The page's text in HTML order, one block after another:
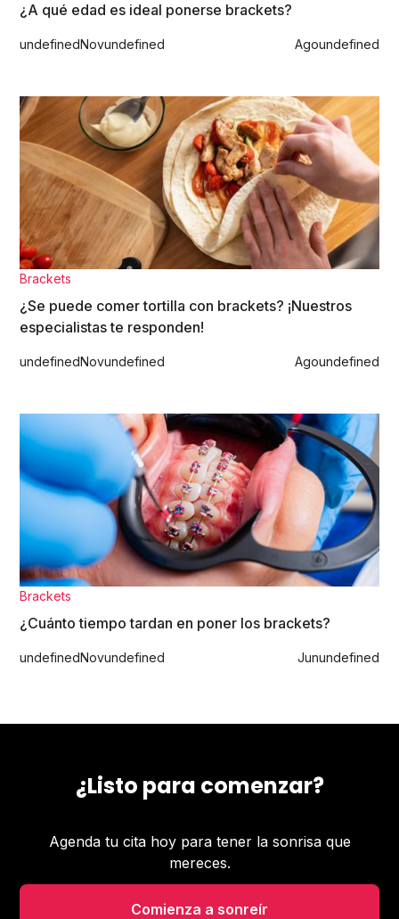
¿A qué edad es ideal ponerse brackets?
undefinedNovundefined Agoundefined
Brackets
¿Se puede comer tortilla con brackets? ¡Nuestros
especialistas te responden!
undefinedNovundefined Agoundefined
Brackets
¿Cuánto tiempo tardan en poner los brackets?
undefinedNovundefined Junundefined
¿Listo para comenzar?
Agenda tu cita hoy para tener la sonrisa que
mereces.
Comienza a sonreír